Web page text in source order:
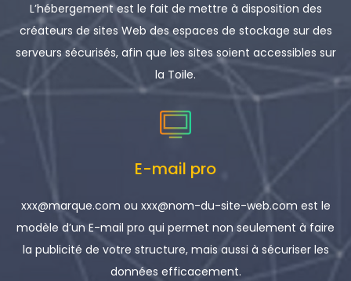
L’hébergement est le fait de mettre à disposition des
créateurs de sites Web des espaces de stockage sur des
serveurs sécurisés, afin que les sites soient accessibles sur
la Toile.
E-mail pro
xxx@marque.com ou xxx@nom-du-site-web.com est le
modèle d’un E-mail pro qui permet non seulement à faire
la publicité de votre structure, mais aussi à sécuriser les
données efficacement.